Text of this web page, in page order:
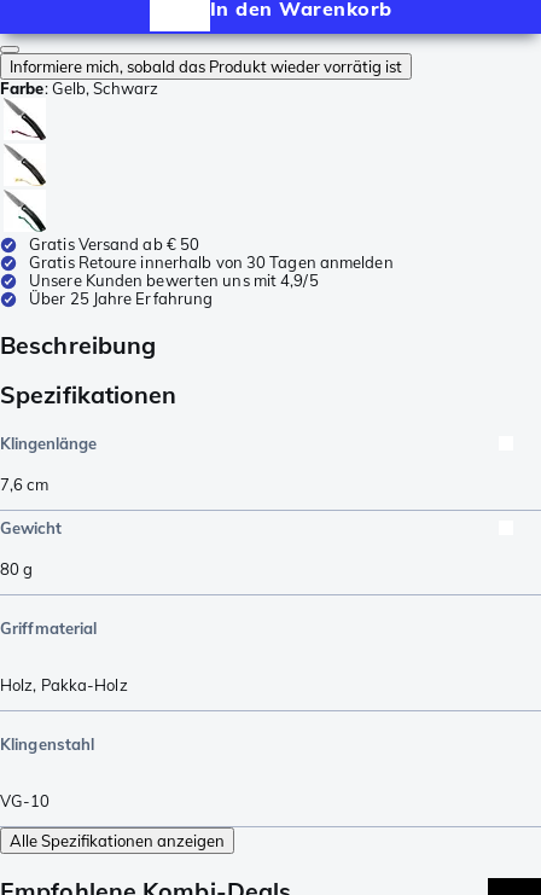
In den Warenkorb
Informiere mich, sobald das Produkt wieder vorrätig ist
Farbe:Gelb, Schwarz
Gratis Versand ab € 50
Gratis Retoure innerhalb von 30 Tagen anmelden
Unsere Kunden bewerten uns mit 4,9/5
Über 25 Jahre Erfahrung
Beschreibung
Spezifikationen
Klingenlänge
7,6cm
Gewicht
80g
Griffmaterial
Holz, Pakka-Holz
Klingenstahl
VG-10
Alle Spezifikationen anzeigen